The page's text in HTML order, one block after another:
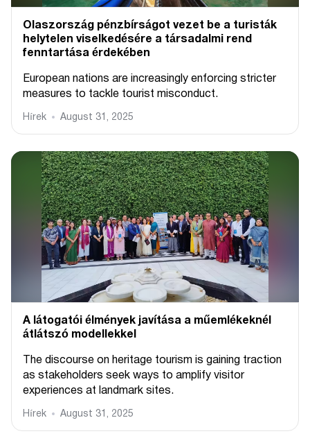
Olaszország pénzbírságot vezet be a turisták
helytelen viselkedésére a társadalmi rend
fenntartása érdekében
European nations are increasingly enforcing stricter
measures to tackle tourist misconduct.
Hírek August 31, 2025
A látogatói élmények javítása a műemlékeknél
átlátszó modellekkel
The discourse on heritage tourism is gaining traction
as stakeholders seek ways to amplify visitor
experiences at landmark sites.
Hírek August 31, 2025